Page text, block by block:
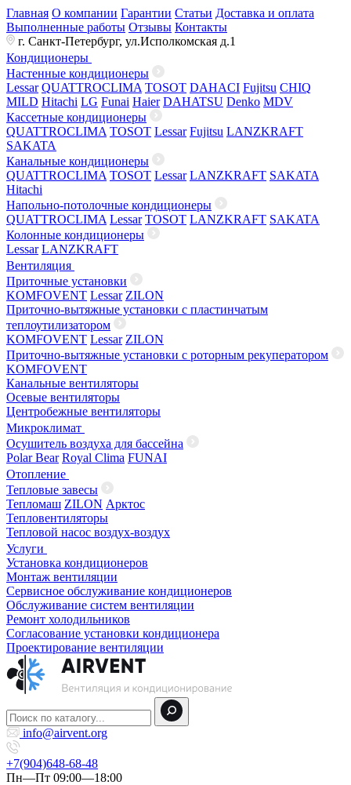
Главная О компании Гарантии Статьи Доставка и оплата
Выполненные работы Отзывы Контакты
г. Санкт-Петербург, ул.Исполкомская д.1
Кондиционеры
Настенные кондиционеры
Lessar QUATTROCLIMA TOSOT DAHACI Fujitsu CHIQ
MILD Hitachi LG Funai Haier DAHATSU Denko MDV
Кассетные кондиционеры
QUATTROCLIMA TOSOT Lessar Fujitsu LANZKRAFT
SAKATA
Канальные кондиционеры
QUATTROCLIMA TOSOT Lessar LANZKRAFT SAKATA
Hitachi
Напольно-потолочные кондиционеры
QUATTROCLIMA Lessar TOSOT LANZKRAFT SAKATA
Колонные кондиционеры
Lessar LANZKRAFT
Вентиляция
Приточные установки
KOMFOVENT Lessar ZILON
Приточно-вытяжные установки с пластинчатым
теплоутилизатором
KOMFOVENT Lessar ZILON
Приточно-вытяжные установки с роторным рекуператором
KOMFOVENT
Канальные вентиляторы
Осевые вентиляторы
Центробежные вентиляторы
Микроклимат
Осушитель воздуха для бассейна
Polar Bear Royal Clima FUNAI
Отопление
Тепловые завесы
Тепломаш ZILON Арктос
Тепловентиляторы
Тепловой насос воздух-воздух
Услуги
Установка кондиционеров
Монтаж вентиляции
Сервисное обслуживание кондиционеров
Обслуживание систем вентиляции
Ремонт холодильников
Согласование установки кондиционера
Проектирование вентиляции
info@airvent.org
+7(904)648-68-48
Пн—Пт 09:00—18:00